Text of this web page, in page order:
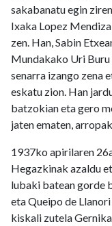
sakabanatu egin
Ixaka Lopez
zen. Han, Sabin
Mundakako Uri
senarra izango zena
eskatu zion. Han
batzokian eta gero
jaten ematen,
1937ko apirilaren
Hegazkinak azaldu
lubaki batean gorde
eta Queipo de
kiskali zutela